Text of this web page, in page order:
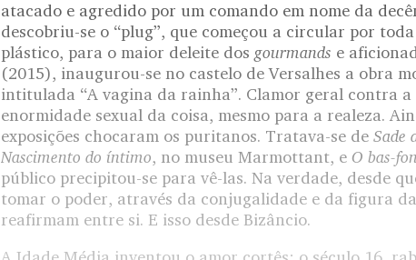
atacado e agredido por um comando em nome da
descobriu-se o “plug”, que começou a circular por
plástico, para o maior deleite dos gourmands e
(2015), inaugurou-se no castelo de Versalhes a obra
intitulada “A vagina da rainha”. Clamor geral contra a
enormidade sexual da coisa, mesmo para a realeza.
exposições chocaram os puritanos. Tratava-se de Sade
Nascimento do íntimo, no museu Marmottant, e O bas-
público precipitou-se para vê-las. Na verdade, desde
tomar o poder, através da conjugalidade e da figura
reafirmam entre si. E isso desde Bizâncio.